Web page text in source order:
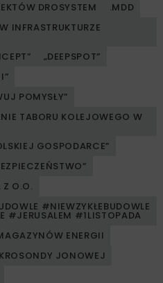
DROSYSTEM
.MDD
INFRASTRUKTURZE
„DEEPSPOT”
POMYSŁY”
TABORU KOLEJOWEGO W
GOSPODARCE”
Z O.O.
#NIEWZYKŁEBUDOWLE
#JERUSALEM #1LISTOPADA
ENERGII
JONOWEJ